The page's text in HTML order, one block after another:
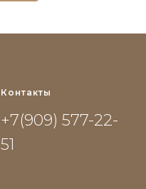
Контакты
+7(909) 577-22-
51